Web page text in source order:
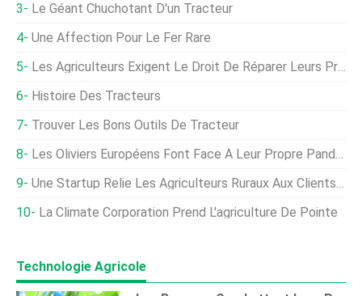
Le Géant Chuchotant D'un Tracteur
Une Affection Pour Le Fer Rare
Les Agriculteurs Exigent Le Droit De Réparer Leurs Propres Tracteurs Dang
Histoire Des Tracteurs
Trouver Les Bons Outils De Tracteur
Les Oliviers Européens Font Face À Leur Propre Pandémie
Une Startup Relie Les Agriculteurs Ruraux Aux Clients Urbains
La Climate Corporation Prend L'agriculture De Pointe
Technologie Agricole